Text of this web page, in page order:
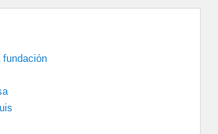
fundación